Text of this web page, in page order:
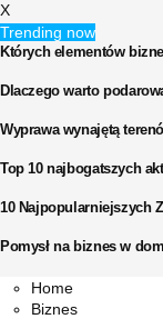
X
Trending now
Których elementów
Dlaczego warto
Wyprawa wynajętą
Top 10 najbogatszych
10 Najpopularniejszych
Pomysł na biznes w
Facebook
Twitter
Instagram
Pinterest
Youtube
Snapchat
Home
Biznes